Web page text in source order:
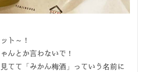
ト～！
んとか言わないで！
てて「みかん梅酒」っていう名前に